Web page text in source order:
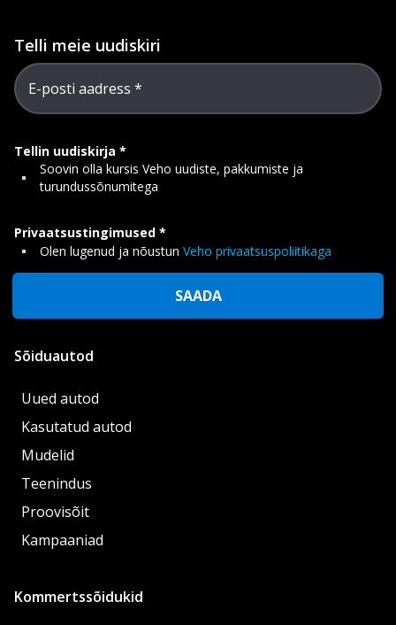
Telli meie uudiskiri
E-posti aadress
Tellin uudiskirja
Soovin olla kursis Veho uudiste, pakkumiste ja
turundussõnumitega
Privaatsustingimused
Olen lugenud ja nõustun Veho privaatsuspoliitikaga
SAADA
Sõiduautod
Uued autod
Kasutatud autod
Mudelid
Teenindus
Proovisõit
Kampaaniad
Kommertssõidukid